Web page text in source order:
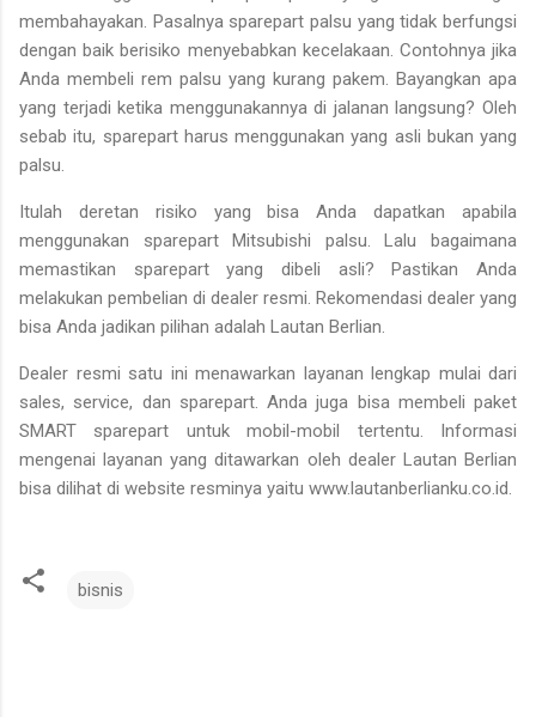
membahayakan. Pasalnya sparepart palsu yang tidak berfungsi
dengan baik berisiko menyebabkan kecelakaan. Contohnya jika
Anda membeli rem palsu yang kurang pakem. Bayangkan apa
yang terjadi ketika menggunakannya di jalanan langsung? Oleh
sebab itu, sparepart harus menggunakan yang asli bukan yang
palsu.
Itulah deretan risiko yang bisa Anda dapatkan apabila
menggunakan sparepart Mitsubishi palsu. Lalu bagaimana
memastikan sparepart yang dibeli asli? Pastikan Anda
melakukan pembelian di dealer resmi. Rekomendasi dealer yang
bisa Anda jadikan pilihan adalah Lautan Berlian.
Dealer resmi satu ini menawarkan layanan lengkap mulai dari
sales, service, dan sparepart. Anda juga bisa membeli paket
SMART sparepart untuk mobil-mobil tertentu. Informasi
mengenai layanan yang ditawarkan oleh dealer Lautan Berlian
bisa dilihat di website resminya yaitu www.lautanberlianku.co.id.
bisnis